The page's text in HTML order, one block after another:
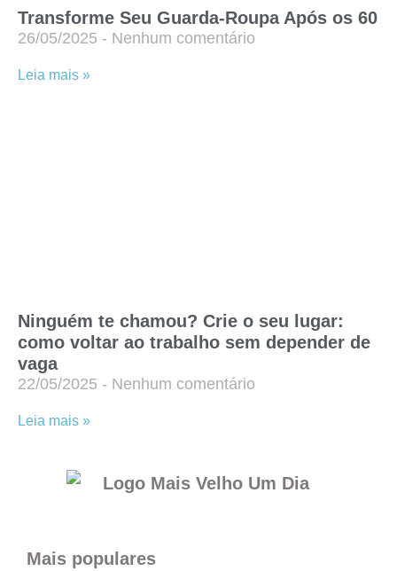
Transforme Seu Guarda-Roupa Após os 60
26/05/2025 Nenhum comentário
Leia mais »
Ninguém te chamou? Crie o seu lugar:
como voltar ao trabalho sem depender de
vaga
22/05/2025 Nenhum comentário
Leia mais »
Mais populares